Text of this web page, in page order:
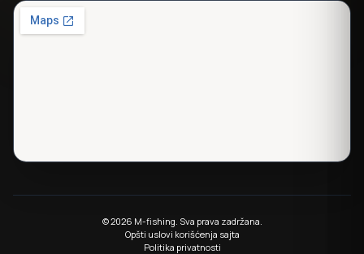
© 2026 M-fishing. Sva prava zadržana.
Opšti uslovi korišćenja sajta
Politika privatnosti